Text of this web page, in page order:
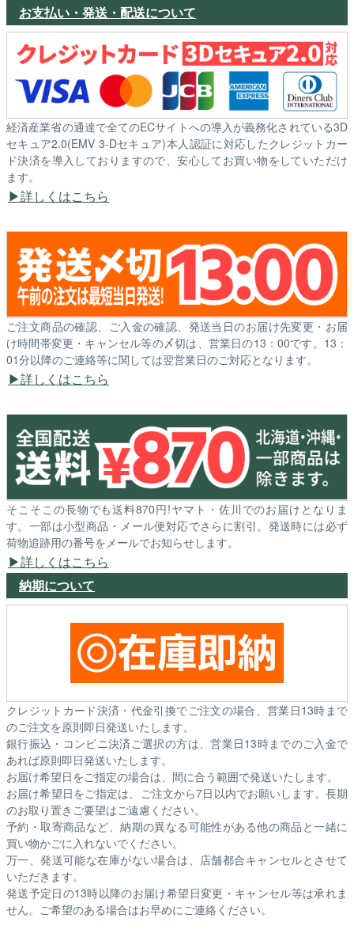
お支払い・発送・配送について
経済産業省の通達で全てのECサイトへの導入が義務化されている3D
セキュア2.0(EMV 3-Dセキュア)本人認証に対応したクレジットカー
ド決済を導入しておりますので、安心してお買い物をしていただけ
ます。
詳しくはこちら
ご注文商品の確認、ご入金の確認、発送当日のお届け先変更・お届
け時間帯変更・キャンセル等の〆切は、営業日の13：00です。13：
01分以降のご連絡等に関しては翌営業日のご対応となります。
詳しくはこちら
そこそこの長物でも送料870円!ヤマト・佐川でのお届けとなりま
す。一部は小型商品・メール便対応でさらに割引。発送時には必ず
荷物追跡用の番号をメールでお知らせします。
詳しくはこちら
納期について
クレジットカード決済・代金引換でご注文の場合、営業日13時まで
のご注文を原則即日発送いたします。
銀行振込・コンビニ決済ご選択の方は、営業日13時までのご入金で
あれば原則即日発送いたします。
お届け希望日をご指定の場合は、間に合う範囲で発送いたします。
お届け希望日をご指定は、ご注文から7日以内でお願いします。長期
のお取り置きご要望はご遠慮ください。
予約・取寄商品など、納期の異なる可能性がある他の商品と一緒に
買い物かごに入れないでください。
万一、発送可能な在庫がない場合は、店舗都合キャンセルとさせて
いただきます。
発送予定日の13時以降のお届け希望日変更・キャンセル等は承れま
せん。ご希望のある場合はお早めにご連絡ください。